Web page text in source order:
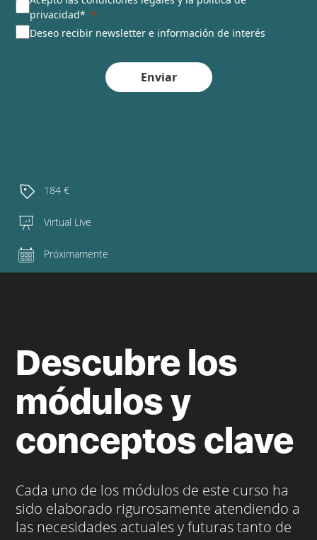
privacidad*
Deseo recibir newsletter e información de interés
Enviar
184 €
Virtual Live
Próximamente
Descubre los
módulos y
conceptos clave
Cada uno de los módulos de este curso ha
sido elaborado rigurosamente atendiendo a
las necesidades actuales y futuras tanto de